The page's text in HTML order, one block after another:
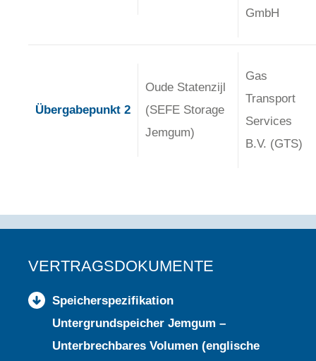
GmbH
Übergabepunkt 2
Oude Statenzijl
(SEFE Storage
Jemgum)
Gas
Transport
Services
B.V. (GTS)
VERTRAGSDOKUMENTE
Speicherspezifikation
Untergrundspeicher Jemgum –
Unterbrechbares Volumen (englische